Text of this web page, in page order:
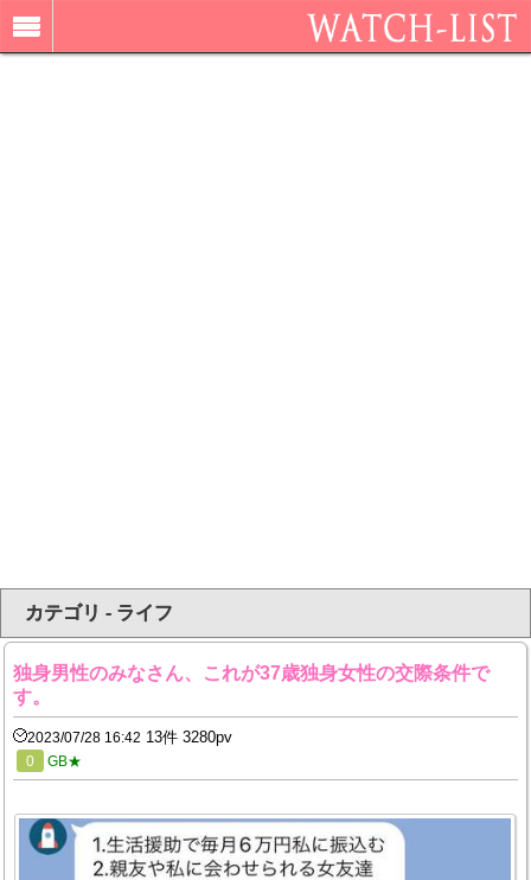
カテゴリ - ライフ
独身男性のみなさん、これが37歳独身女性の交際条件で
す。
2023/07/28 16:42 13件 3280pv
0 GB★